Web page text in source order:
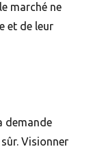
marché ne
et de leur
demande
Visionner